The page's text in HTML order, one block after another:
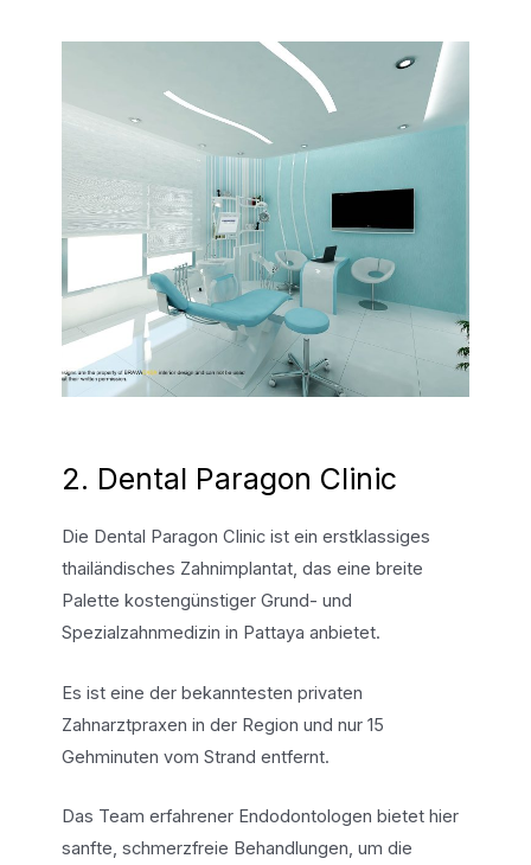
2. Dental Paragon Clinic
Die Dental Paragon Clinic ist ein erstklassiges
thailändisches Zahnimplantat, das eine breite
Palette kostengünstiger Grund- und
Spezialzahnmedizin in Pattaya anbietet.
Es ist eine der bekanntesten privaten
Zahnarztpraxen in der Region und nur 15
Gehminuten vom Strand entfernt.
Das Team erfahrener Endodontologen bietet hier
sanfte, schmerzfreie Behandlungen, um die